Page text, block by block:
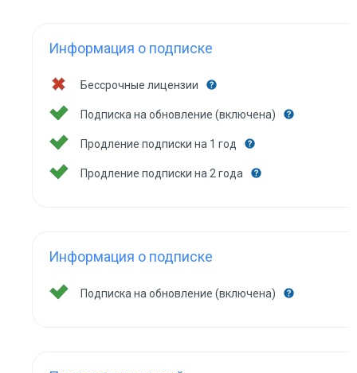
Информация о подписке
Бессрочные лицензии
Подписка на обновление (включена)
Продление подписки на 1 год
Продление подписки на 2 года
Информация о подписке
Подписка на обновление (включена)